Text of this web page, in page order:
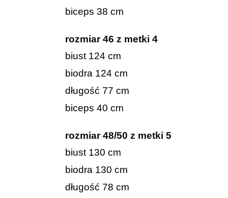
biceps 38 cm
rozmiar 46 z metki 4
biust 124 cm
biodra 124 cm
długość 77 cm
biceps 40 cm
rozmiar 48/50 z metki 5
biust 130 cm
biodra 130 cm
długość 78 cm